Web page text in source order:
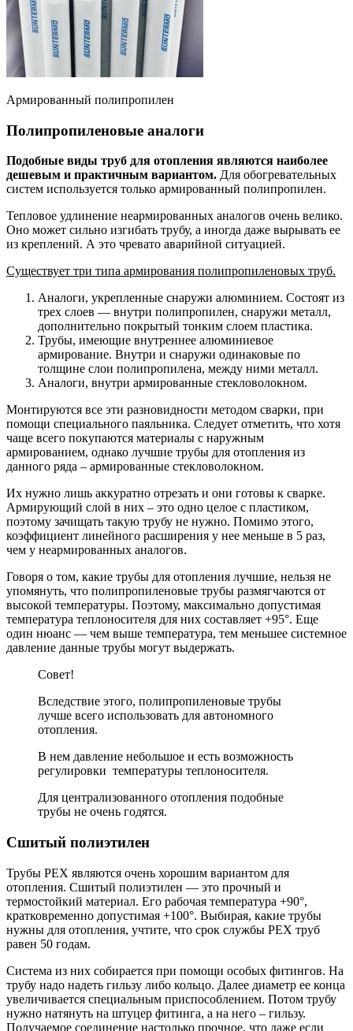
Армированный полипропилен
Полипропиленовые аналоги
Подобные виды труб для отопления являются наиболее
дешевым и практичным вариантом. Для обогревательных
систем используется только армированный полипропилен.
Тепловое удлинение неармированных аналогов очень велико.
Оно может сильно изгибать трубу, а иногда даже вырывать ее
из креплений. А это чревато аварийной ситуацией.
Существует три типа армирования полипропиленовых труб.
Аналоги, укрепленные снаружи алюминием. Состоят из
трех слоев — внутри полипропилен, снаружи металл,
дополнительно покрытый тонким слоем пластика.
Трубы, имеющие внутреннее алюминиевое
армирование. Внутри и снаружи одинаковые по
толщине слои полипропилена, между ними металл.
Аналоги, внутри армированные стекловолокном.
Монтируются все эти разновидности методом сварки, при
помощи специального паяльника. Следует отметить, что хотя
чаще всего покупаются материалы с наружным
армированием, однако лучшие трубы для отопления из
данного ряда – армированные стекловолокном.
Их нужно лишь аккуратно отрезать и они готовы к сварке.
Армирующий слой в них – это одно целое с пластиком,
поэтому зачищать такую трубу не нужно. Помимо этого,
коэффициент линейного расширения у нее меньше в 5 раз,
чем у неармированных аналогов.
Говоря о том, какие трубы для отопления лучшие, нельзя не
упомянуть, что полипропиленовые трубы размягчаются от
высокой температуры. Поэтому, максимально допустимая
температура теплоносителя для них составляет +95°. Еще
один нюанс — чем выше температура, тем меньшее системное
давление данные трубы могут выдержать.
Совет!
Вследствие этого, полипропиленовые трубы
лучше всего использовать для автономного
отопления.
В нем давление небольшое и есть возможность
регулировки температуры теплоносителя.
Для централизованного отопления подобные
трубы не очень годятся.
Сшитый полиэтилен
Трубы PEX являются очень хорошим вариантом для
отопления. Сшитый полиэтилен — это прочный и
термостойкий материал. Его рабочая температура +90°,
кратковременно допустимая +100°. Выбирая, какие трубы
нужны для отопления, учтите, что срок службы РЕХ труб
равен 50 годам.
Система из них собирается при помощи особых фитингов. На
трубу надо надеть гильзу либо кольцо. Далее диаметр ее конца
увеличивается специальным приспособлением. Потом трубу
нужно натянуть на штуцер фитинга, а на него – гильзу.
Получаемое соединение настолько прочное, что даже если